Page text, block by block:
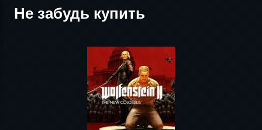
Не забудь купить